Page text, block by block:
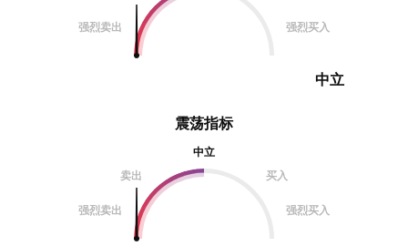
震荡指标
中立
卖出
买入
强烈卖出 强烈买入
强烈卖出 强烈买入
中立